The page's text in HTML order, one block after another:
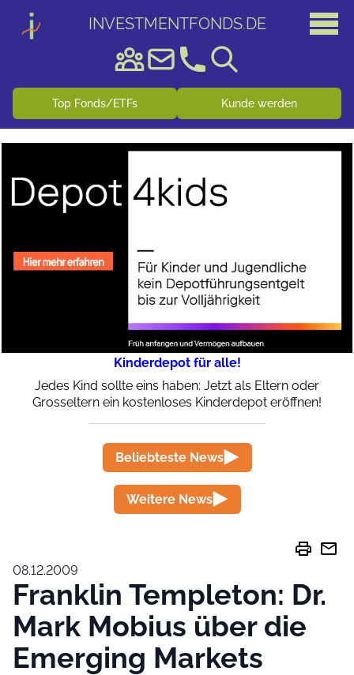
INVESTMENTFONDS.DE
Top Fonds/ETFs Kunde werden
Kinderdepot für alle!
Jedes Kind sollte eins haben: Jetzt als Eltern oder
Grosseltern ein kostenloses Kinderdepot eröffnen!
Beliebteste News
Weitere News
print mail
08.12.2009
Franklin Templeton: Dr.
Mark Mobius über die
Emerging Markets